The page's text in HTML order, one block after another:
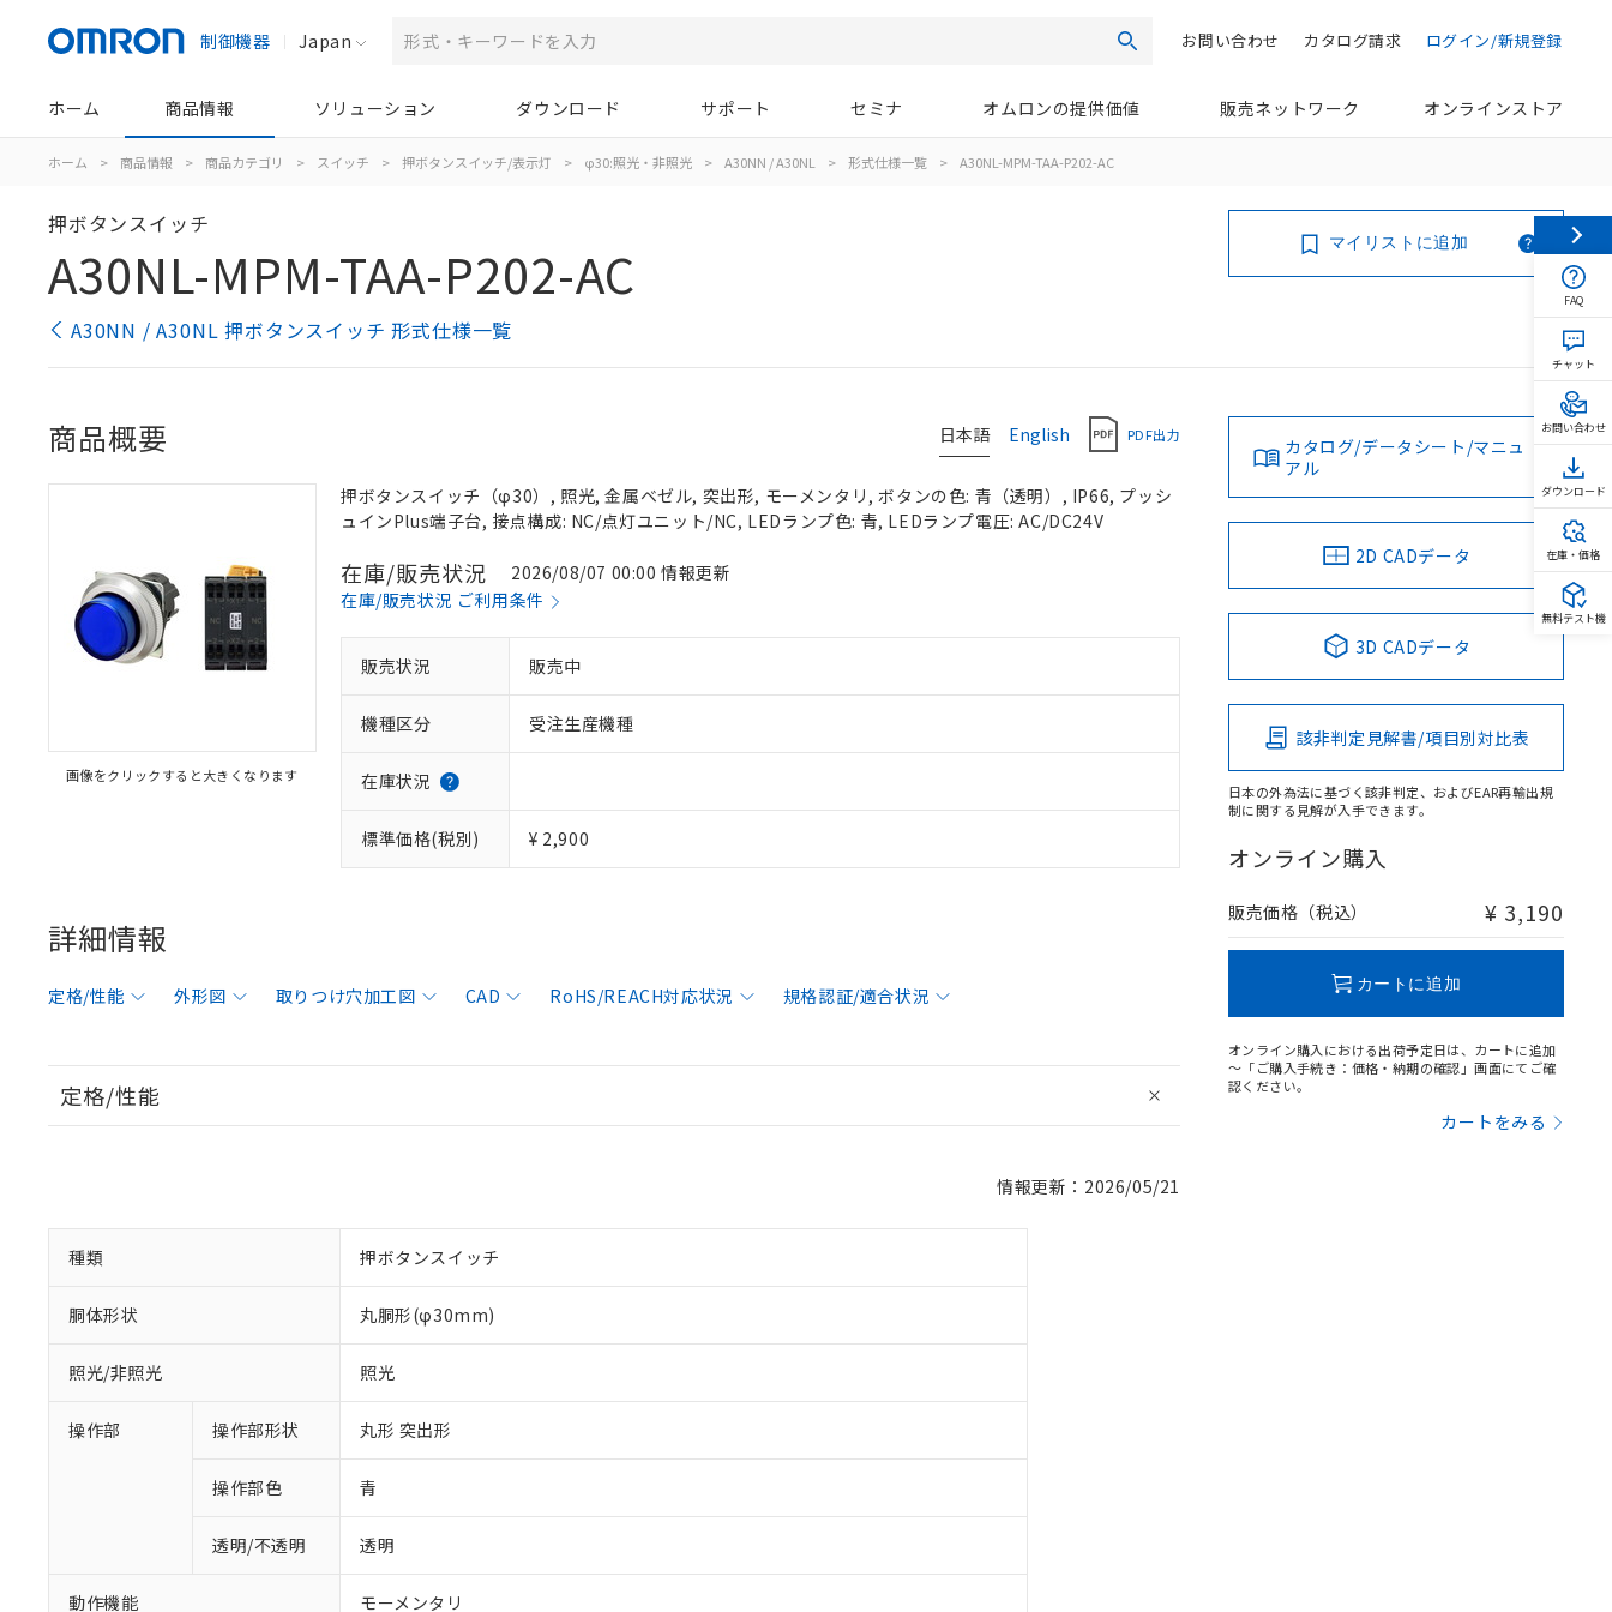
制御機器 Japan 検索 ログイン/新規登録
カタログ請求
お問い合わせ
ホーム 商品情報 ソリューション ダウンロード サポート セミナ オムロンの提供価値 販売ネットワーク オンラインストア
ホーム > 商品情報 > 商品カテゴリ > スイッチ > 押ボタンスイッチ/表示灯 > φ30:照光・非照光 > A30NN / A30NL > 形式仕様一覧 > A30NL-MPM-TAA-P202-AC
押ボタンスイッチ
A30NL-MPM-TAA-P202-AC
A30NN / A30NL 押ボタンスイッチ 形式仕様一覧
マイリストに追加
日本語 English PDF出力
商品概要
画像をクリックすると大きくなります
押ボタンスイッチ（φ30）, 照光, 金属ベゼル, 突出形, モーメンタリ, ボタンの色: 青（透明）, IP66, プッシ
ュインPlus端子台, 接点構成: NC/点灯ユニット/NC, LEDランプ色: 青, LEDランプ電圧: AC/DC24V
在庫/販売状況
2026/08/07 00:00 情報更新
在庫/販売状況 ご利用条件
販売状況 販売中
機種区分 受注生産機種
在庫状況
標準価格(税別) ¥ 2,900
詳細情報
定格/性能 外形図 取りつけ穴加工図 CAD RoHS/REACH対応状況 規格認証/適合状況
定格/性能
情報更新：2026/05/21
種類 押ボタンスイッチ
胴体形状 丸胴形(φ30mm)
照光/非照光 照光
操作部 操作部形状 丸形 突出形
操作部色 青
透明/不透明 透明
動作機能 モーメンタリ
カタログ/データシート/マニュ
アル
2D CADデータ
3D CADデータ
該非判定見解書/項目別対比表
日本の外為法に基づく該非判定、およびEAR再輸出規
制に関する見解が入手できます。
オンライン購入
販売価格（税込） ¥ 3,190
カートに追加
オンライン購入における出荷予定日は、カートに追加
～「ご購入手続き：価格・納期の確認」画面にてご確
認ください。
カートをみる
FAQ
チャット
お問い合わせ
ダウンロード
在庫・価格
無料テスト機